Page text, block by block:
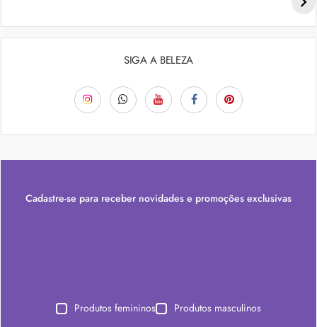
SIGA A BELEZA
Cadastre-se para receber novidades e promoções exclusivas
Produtos femininos Produtos masculinos